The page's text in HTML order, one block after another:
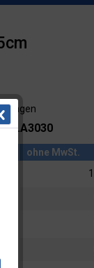
Tagen
ohne MwSt.